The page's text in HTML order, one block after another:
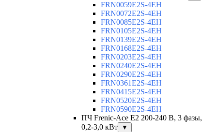
FRN0059E2S-4EH
FRN0072E2S-4EH
FRN0085E2S-4EH
FRN0105E2S-4EH
FRN0139E2S-4EH
FRN0168E2S-4EH
FRN0203E2S-4EH
FRN0240E2S-4EH
FRN0290E2S-4EH
FRN0361E2S-4EH
FRN0415E2S-4EH
FRN0520E2S-4EH
FRN0590E2S-4EH
ПЧ Frenic-Ace E2 200-240 В, 3 фазы,
0,2-3,0 кВт
▼